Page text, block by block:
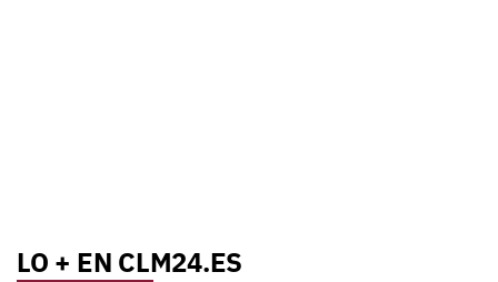
LO + EN CLM24.ES